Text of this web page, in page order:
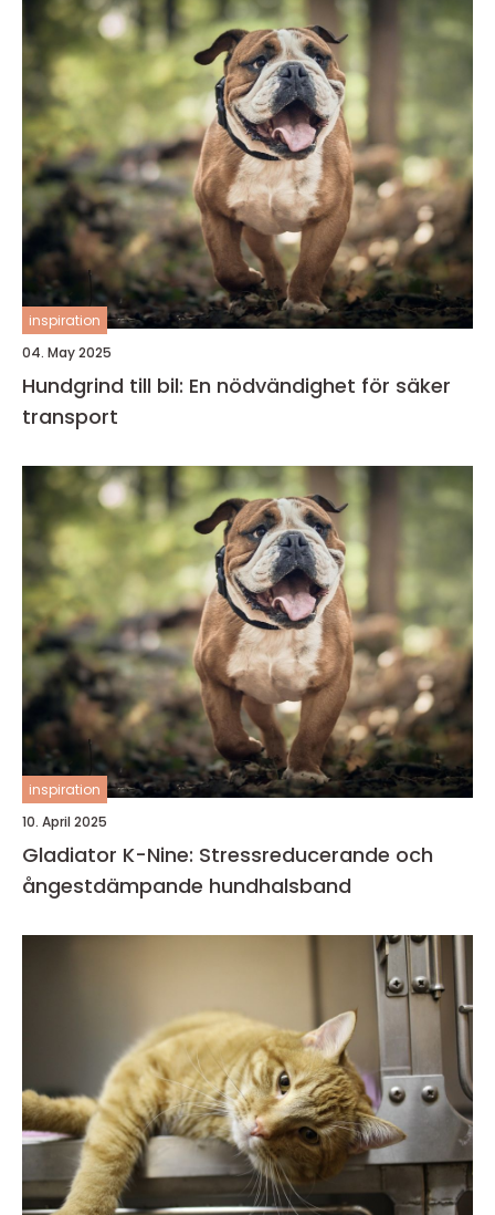
inspiration
04. May 2025
Hundgrind till bil: En nödvändighet för säker
transport
inspiration
10. April 2025
Gladiator K-Nine: Stressreducerande och
ångestdämpande hundhalsband